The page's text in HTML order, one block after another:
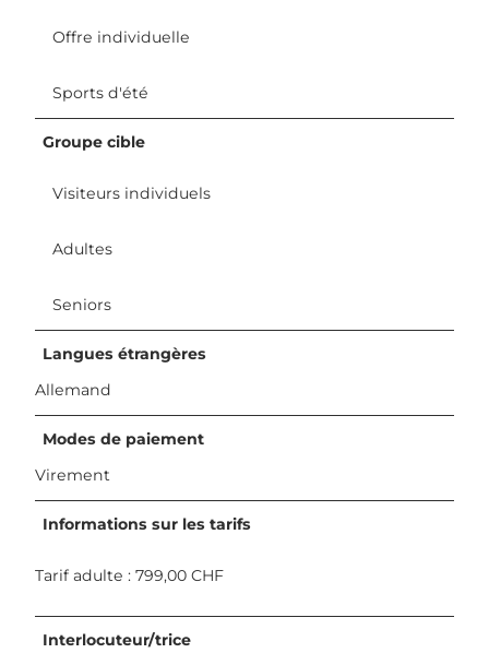
Offre individuelle
Sports d'été
Groupe cible
Visiteurs individuels
Adultes
Seniors
Langues étrangères
Allemand
Modes de paiement
Virement
Informations sur les tarifs
Tarif adulte : 799,00 CHF
Interlocuteur/trice